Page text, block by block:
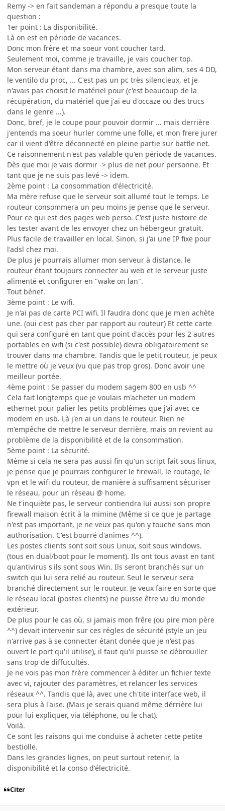
Remy -> en fait sandeman a répondu a presque toute la
question :
1er point : La disponibilité.
Là on est en période de vacances.
Donc mon frère et ma soeur vont coucher tard.
Seulement moi, comme je travaille, je vais coucher top.
Mon serveur étant dans ma chambre, avec son alim, ses 4 DD,
le ventilo du proc, ... C'est pas un pc très silencieux, et je
n'avais pas choisit le matériel pour (c'est beaucoup de la
récupération, du matériel que j'ai eu d'occaze ou des trucs
dans le genre ...).
Donc, bref, je le coupe pour pouvoir dormir ... mais derrière
j'entends ma soeur hurler comme une folle, et mon frere jurer
car il vient d'être déconnecté en pleine partie sur battle net.
Ce raisonnement n'est pas valable qu'en période de vacances.
Dès que moi je vais dormir -> plus de net pour personne. Et
tant que je ne suis pas levé -> idem.
2ème point : La consommation d'électricité.
Ma mère refuse que le serveur soit allumé tout le temps. Le
routeur consommera un peu moins je pense que le serveur.
Pour ce qui est des pages web perso. C'est juste histoire de
les tester avant de les envoyer chez un hébergeur gratuit.
Plus facile de travailler en local. Sinon, si j'ai une IP fixe pour
l'adsl chez moi.
De plus je pourrais allumer mon serveur à distance. le
routeur étant toujours connecter au web et le serveur juste
alimenté et configurer en "wake on lan".
Tout bénef.
3ème point : Le wifi.
Je n'ai pas de carte PCI wifi. Il faudra donc que je m'en achète
une. (oui c'est pas cher par rapport au routeur) Et cette carte
qui sera configuré en tant que point d'accès pour les 2 autres
portables en wifi (si c'est possible) devra obligatoirement se
trouver dans ma chambre. Tandis que le petit routeur, je peux
le mettre où je veux (vu que pas trop gros). Donc avoir une
meilleur portée.
4ème point : Se passer du modem sagem 800 en usb ^^
Cela fait longtemps que je voulais m'acheter un modem
ethernet pour palier les petits problèmes que j'ai avec ce
modem en usb. Là j'en ai un dans le routeur. Rien ne
m'empêche de mettre le serveur derrière, mais on revient au
problème de la disponibilité et de la consommation.
5ème point : La sécurité.
Mème si cela ne sera pas aussi fin qu'un script fait sous linux,
je pense que je pourrais configurer le firewall, le routage, le
vpn et le wifi du routeur, de manière à suffisament sécuriser
le réseau, pour un réseau @ home.
Ne t'inquiète pas, le serveur contiendra lui aussi son propre
firewall maison écrit à la mimine (Même si ce que je partage
n'est pas important, je ne veux pas qu'on y touche sans mon
authorisation. C'est bourré d'animes ^^).
Les postes clients sont soit sous Linux, soit sous windows.
(tous en dual/boot pour le moment). Ils ont tous avast en tant
qu'antivirus s'ils sont sous Win. Ils seront branchés sur un
switch qui lui sera relié au routeur. Seul le serveur sera
branché directement sur le routeur. Je veux faire en sorte que
le réseau local (postes clients) ne puisse être vu du monde
extérieur.
De plus pour le cas où, si jamais mon frêre (ou pire mon père
^^) devait intervenir sur ces régles de sécurité (style un jeu
n'arrive pas à se connecter étant donée que je n'est pas
ouvert le port qu'il utilise), il faut qu'il puisse se débrouiller
sans trop de diffucultés.
Je ne vois pas mon frère commencer à éditer un fichier texte
avec vi, rajouter des paramètres, et relancer les services
réseaux ^^. Tandis que là, avec une ch'tite interface web, il
sera plus à l'aise. (Mais je serais quand même dérrière lui
pour lui expliquer, via téléphone, ou le chat).
Voilà.
Ce sont les raisons qui me conduise à acheter cette petite
bestiolle.
Dans les grandes lignes, on peut surtout retenir, la
disponibilité et la conso d'électricité.
Citer